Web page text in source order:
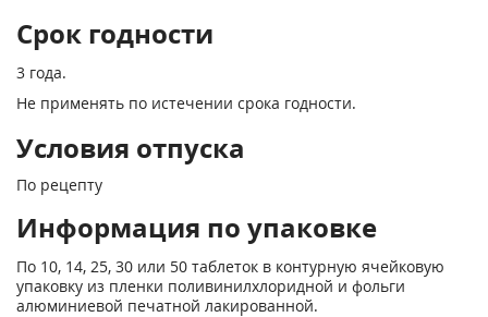
Срок годности
3 года.
Не применять по истечении срока годности.
Условия отпуска
По рецепту
Информация по упаковке
По 10, 14, 25, 30 или 50 таблеток в контурную ячейковую
упаковку из пленки поливинилхлоридной и фольги
алюминиевой печатной лакированной.